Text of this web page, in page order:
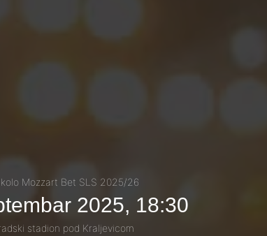
kolo Mozzart Bet SLS 2025/26
2025, 18:30
stadion pod Kraljevicom